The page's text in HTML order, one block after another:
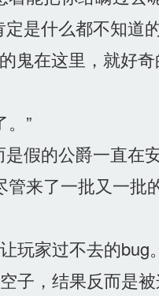
是什么都不知道
鬼在这里，就好
。”
假的公爵一直在
来了一批又一批
玩家过不去的bug
子，结果反而是